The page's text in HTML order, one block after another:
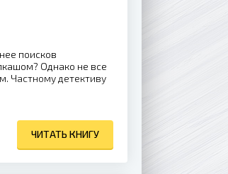
поисков
Однако не все
Частному детективу
ЧИТАТЬ КНИГУ